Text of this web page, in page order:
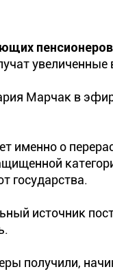
пенсионеров
Марчак в
именно о
государства.
источник
получили,